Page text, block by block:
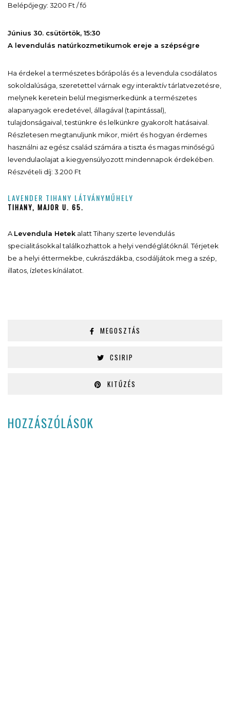
Belépőjegy: 3200 Ft / fő
Június 30. csütörtök, 15:30
A levendulás natúrkozmetikumok ereje a szépségre
Ha érdekel a természetes bőrápolás és a levendula csodálatos
sokoldalúsága, szeretettel várnak egy interaktív tárlatvezetésre,
melynek keretein belül megismerkedünk a természetes
alapanyagok eredetével, állagával (tapintással),
tulajdonságaival, testünkre és lelkünkre gyakorolt hatásaival.
Részletesen megtanuljunk mikor, miért és hogyan érdemes
használni az egész család számára a tiszta és magas minőségű
levendulaolajat a kiegyensúlyozott mindennapok érdekében.
Részvételi díj: 3.200 Ft
LAVENDER TIHANY LÁTVÁNYMŰHELY
TIHANY, MAJOR U. 65.
ALevendula Hetek alatt Tihany szerte levendulás
specialitásokkal találkozhattok a helyi vendéglátóknál. Térjetek
be a helyi éttermekbe, cukrászdákba, csodáljátok meg a szép,
illatos, ízletes kínálatot.
MEGOSZTÁS
CSIRIP
KITŰZÉS
HOZZÁSZÓLÁSOK